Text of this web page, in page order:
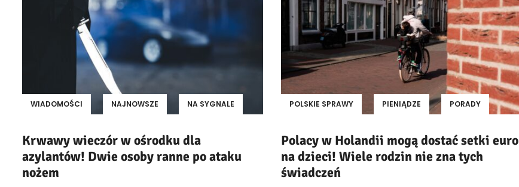
WIADOMOŚCI NAJNOWSZE NA SYGNALE
Krwawy wieczór w ośrodku dla
azylantów! Dwie osoby ranne po ataku
nożem
POLSKIE SPRAWY PIENIĄDZE PORADY
Polacy w Holandii mogą dostać setki euro
na dzieci! Wiele rodzin nie zna tych
świadczeń